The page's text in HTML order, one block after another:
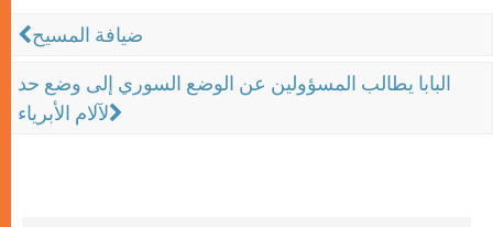
ضيافة المسيح
البابا يطالب المسؤولين عن الوضع السوري إلى وضع حد
لآلام الأبرياء